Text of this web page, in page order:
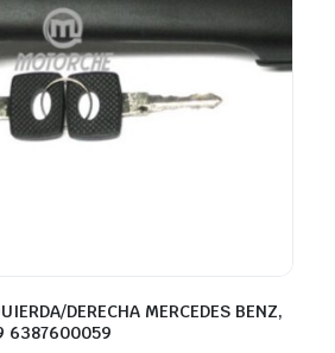
DERECHA MERCEDES BENZ,
6387600059